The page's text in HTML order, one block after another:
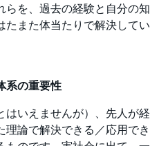
らを、過去の経験と自分の知
たまた体当たりで解決してい
系の重要性
はいえませんが）、先人が経
論で解決できる／応用でき